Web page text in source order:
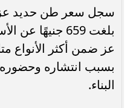
بلغت 659 جنيهًا
عز ضمن أكثر الأنواع
بسبب انتشاره
البناء.